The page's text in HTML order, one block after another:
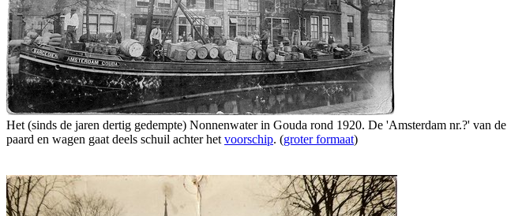
Het (sinds de jaren dertig gedempte) Nonnenwater in Gouda rond 1920. De 'Amsterdam nr.?' van de
paard en wagen gaat deels schuil achter het voorschip. (groter formaat)